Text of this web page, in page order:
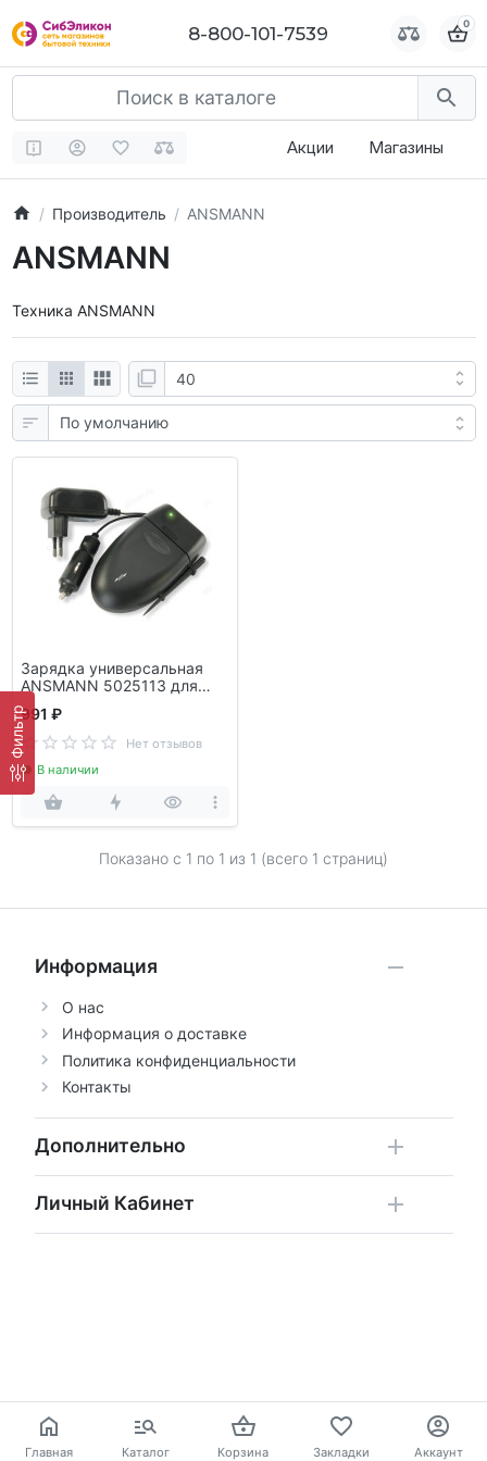
8-800-101-7539 0
Акции Магазины
Фильтр
Производитель ANSMANN
ANSMANN
Техника ANSMANN
Зарядка универсальная
ANSMANN 5025113 для
аккумуляторов
991 ₽
Нет отзывов
В наличии
Показано с 1 по 1 из 1 (всего 1 страниц)
Информация
О нас
Информация о доставке
Политика конфиденциальности
Контакты
Дополнительно
Личный Кабинет
8-800-101-7539 0
Главная Каталог Корзина Закладки Аккаунт